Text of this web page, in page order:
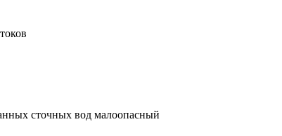
сточных вод малоопасный